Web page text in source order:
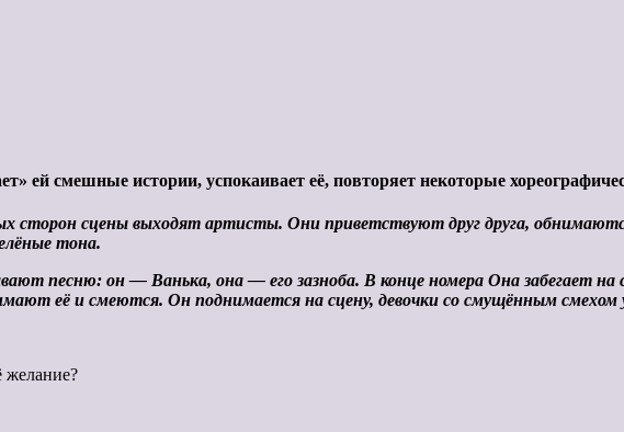
ей смешные истории, успокаивает её, повторяет некоторые
сторон сцены выходят артисты. Они приветствуют друг друга,
тона.
песню: он — Ванька, она — его зазноба. В конце номера Она забегает на
её и смеются. Он поднимается на сцену, девочки со смущённым смехом
желание?